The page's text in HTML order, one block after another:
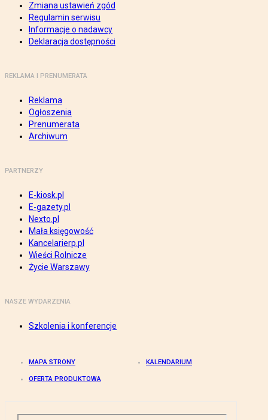
Zmiana ustawień zgód
Regulamin serwisu
Informacje o nadawcy
Deklaracja dostępności
REKLAMA I PRENUMERATA
Reklama
Ogłoszenia
Prenumerata
Archiwum
PARTNERZY
E-kiosk.pl
E-gazety.pl
Nexto.pl
Mała księgowość
Kancelarierp.pl
Wieści Rolnicze
Życie Warszawy
NASZE WYDARZENIA
Szkolenia i konferencje
MAPA STRONY KALENDARIUM
OFERTA PRODUKTOWA